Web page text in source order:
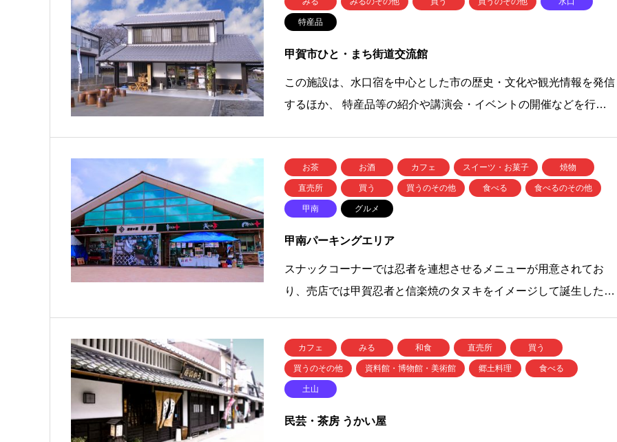
特産品
甲賀市ひと・まち街道交流館
この施設は、水口宿を中心とした市の歴史・文化や観光情報を発信
するほか、 特産品等の紹介や講演会・イベントの開催などを行…
お茶 お酒 カフェ スイーツ・お菓子 焼物
直売所 買う 買うのその他 食べる 食べるのその他
甲南 グルメ
甲南パーキングエリア
スナックコーナーでは忍者を連想させるメニューが用意されてお
り、売店では甲賀忍者と信楽焼のタヌキをイメージして誕生した…
カフェ みる 和食 直売所 買う
買うのその他 資料館・博物館・美術館 郷土料理 食べる
土山
民芸・茶房 うかい屋